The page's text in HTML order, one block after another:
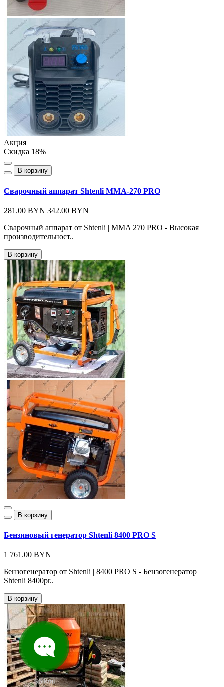
Акция
Скидка 18%
В корзину
Сварочный аппарат Shtenli MMA-270 PRO
281.00 BYN 342.00 BYN
Cварочный аппарат от Shtenli | MMA 270 PRO - Высокая
производительност..
В корзину
В корзину
Бензиновый генератор Shtenli 8400 PRO S
1 761.00 BYN
Бензогенератор от Shtenli | 8400 PRO S - Бензогенератор
Shtenli 8400pr..
В корзину